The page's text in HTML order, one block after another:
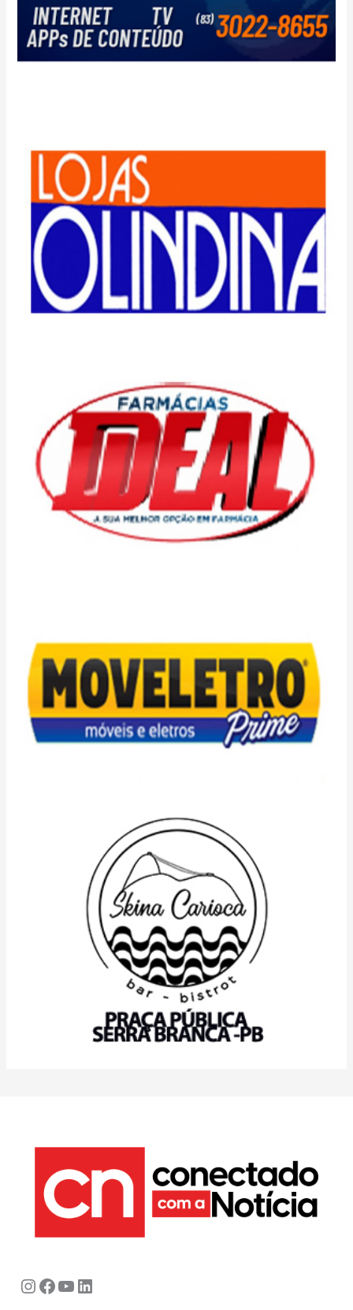
Instagram
Facebook
Youtube
LinkedIn